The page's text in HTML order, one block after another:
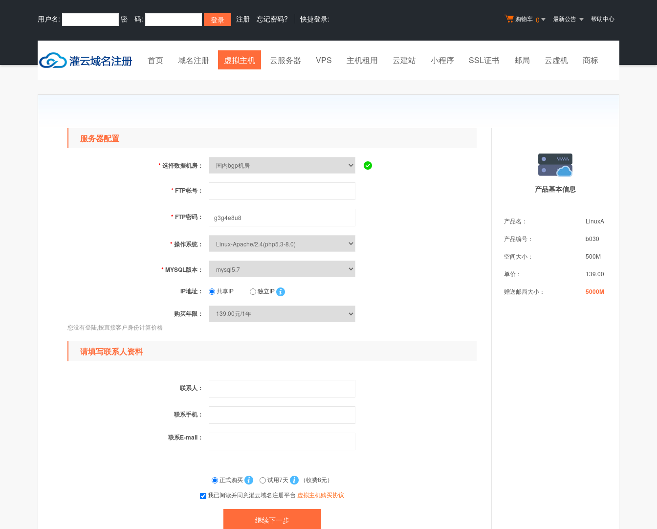
购物车 0 最新公告 帮助中心
用户名: 密 码: 注册 忘记密码? 快捷登录:
首页 域名注册 虚拟主机 云服务器 VPS 主机租用 云建站 小程序 SSL证书 邮局 云虚机 商标
产品基本信息
产品名： LinuxA
产品编号： b030
空间大小： 500M
单价： 139.00
赠送邮局大小： 5000M
服务器配置
*选择数据机房：
* FTP帐号：
* FTP密码：
*操作系统：
*MYSQL版本：
IP地址： 共享IP 独立IP
购买年限：
您没有登陆,按直接客户身份计算价格
请填写联系人资料
联系人：
联系手机：
联系E-mail：
正式购买 试用7天
（收费8元）
我已阅读并同意灌云域名注册平台 虚拟主机购买协议